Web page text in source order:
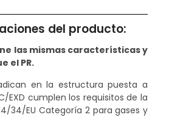
del producto:
las mismas características y
el PR.
en la estructura puesta a
EXD cumplen los requisitos de la
34/EU Categoría 2 para gases y